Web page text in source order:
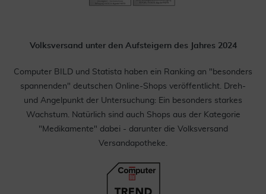
Volksversand unter den Aufsteigern des Jahres 2024
Computer BILD und Statista haben ein Ranking an "besonders
spannenden" deutschen Online-Shops veröffentlicht. Dreh-
und Angelpunkt der Untersuchung: Ein besonders starkes
Wachstum. Natürlich sind auch Shops aus der Kategorie
"Medikamente" dabei - darunter die Volksversand
Versandapotheke.